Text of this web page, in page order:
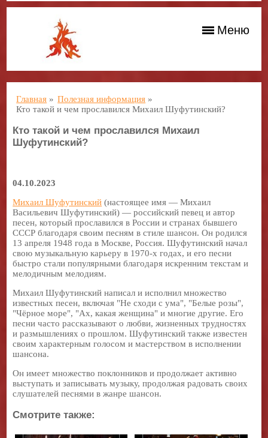
Меню
Главная » Полезная информация »
Кто такой и чем прославился Михаил Шуфутинский?
Кто такой и чем прославился Михаил
Шуфутинский?
04.10.2023
Михаил Шуфутинский (настоящее имя — Михаил
Васильевич Шуфутинский) — российский певец и автор
песен, который прославился в России и странах бывшего
СССР благодаря своим песням в стиле шансон. Он родился
13 апреля 1948 года в Москве, Россия. Шуфутинский начал
свою музыкальную карьеру в 1970-х годах, и его песни
быстро стали популярными благодаря искренним текстам и
мелодичным мелодиям.
Михаил Шуфутинский написал и исполнил множество
известных песен, включая "Не сходи с ума", "Белые розы",
"Чёрное море", "Ах, какая женщина" и многие другие. Его
песни часто рассказывают о любви, жизненных трудностях
и размышлениях о прошлом. Шуфутинский также известен
своим характерным голосом и мастерством в исполнении
шансона.
Он имеет множество поклонников и продолжает активно
выступать и записывать музыку, продолжая радовать своих
слушателей песнями в жанре шансон.
Смотрите также: